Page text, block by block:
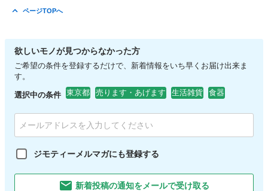
ページTOPへ
欲しいモノが見つからなかった方
ご希望の条件を登録するだけで、新着情報をいち早くお届け出来ま
す。
選択中の条件 東京都 売ります・あげます 生活雑貨 食器
ジモティーメルマガにも登録する
新着投稿の通知をメールで受け取る